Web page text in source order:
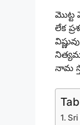
మొట్ట
లేక
నామ